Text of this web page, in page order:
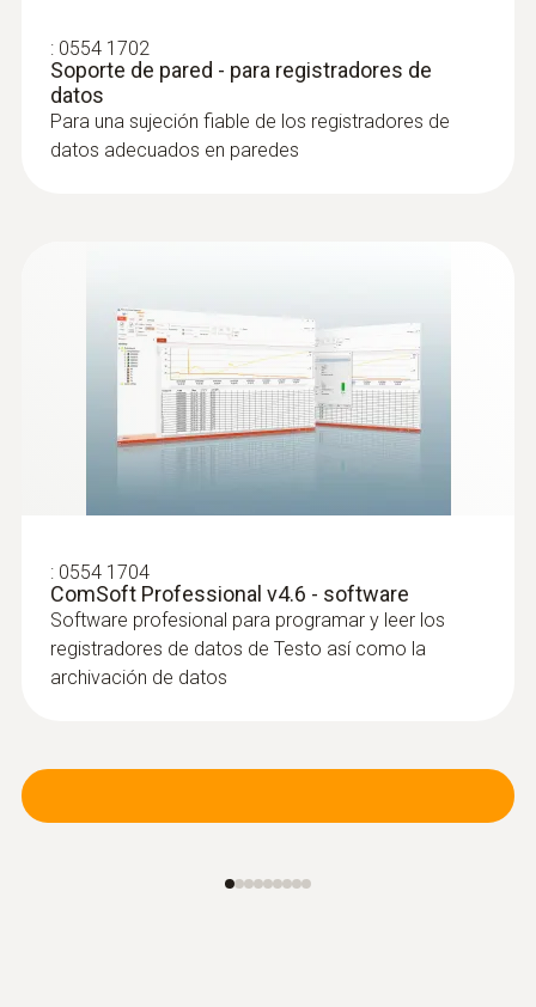
: 0554 1702
Soporte de pared - para registradores de
datos
Para una sujeción fiable de los registradores de
datos adecuados en paredes
: 0554 1704
ComSoft Professional v4.6 - software
Software profesional para programar y leer los
registradores de datos de Testo así como la
archivación de datos